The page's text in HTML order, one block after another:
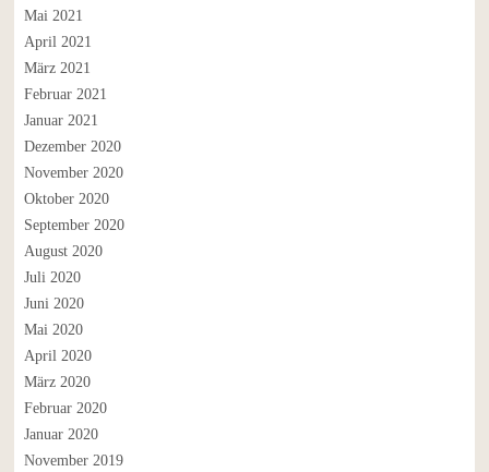
Mai 2021
April 2021
März 2021
Februar 2021
Januar 2021
Dezember 2020
November 2020
Oktober 2020
September 2020
August 2020
Juli 2020
Juni 2020
Mai 2020
April 2020
März 2020
Februar 2020
Januar 2020
November 2019